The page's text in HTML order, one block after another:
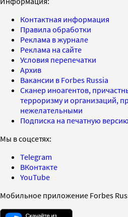
Контактная информация
Правила обработки
Реклама в журнале
Реклама на сайте
Условия перепечатки
Архив
Вакансии в Forbes Russia
Сканер иноагентов,
терроризму и организаций,
нежелательными
Подписка на печатную
Мы в соцсетях:
Telegram
ВКонтакте
YouTube
Мобильное приложение Forbes